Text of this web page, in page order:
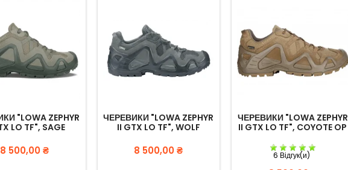
"LOWA ZEPHYR
LO TF", SAGE
Вартість
8 500,00 ₴
ЧЕРЕВИКИ "LOWA ZEPHYR
II GTX LO TF", WOLF
Вартість
8 500,00 ₴
ЧЕРЕВИКИ "LOWA ZEPHYR
II GTX LO TF", COYOTE OP
6 Відгук(и)